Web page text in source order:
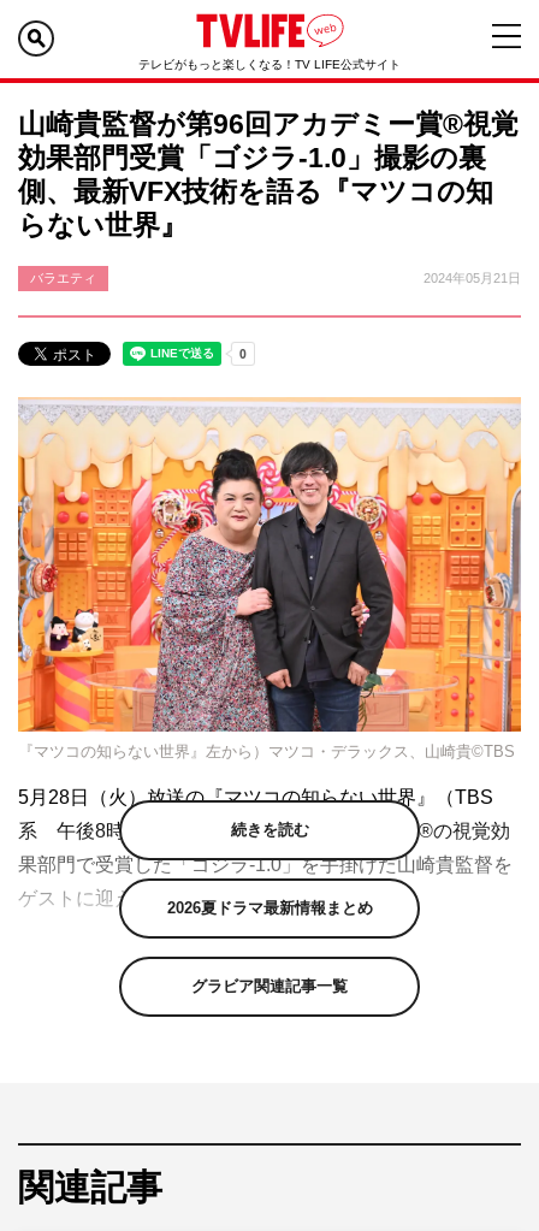
テレビがもっと楽しくなる！TV LIFE公式サイト
山崎貴監督が第96回アカデミー賞®視覚
効果部門受賞「ゴジラ-1.0」撮影の裏
側、最新VFX技術を語る『マツコの知
らない世界』
バラエティ 2024年05月21日
『マツコの知らない世界』左から）マツコ・デラックス、山崎貴©TBS
5月28日（火）放送の『マツコの知らない世界』（TBS
系 午後8時55分～）は、第96回アカデミー賞®の視覚効
果部門で受賞した「ゴジラ-1.0」を手掛けた山崎貴監督を
ゲストに迎え、「VFXの世界」を送る。
「ゴジラ-1.0」。そのため戦闘機は人間が手動で動かし、
波しぶきは頭上のクレーンからバケツで水をかけるなど、
山崎監督いわく、そんな古典的な撮影技法とデジタル技術
が組み合わさることで、温かみのある映像になるのが現代
VFXの魅力の一つだという。実際に「ゴジラ-1.0」の撮影
続きを読む
2026夏ドラマ最新情報まとめ
グラビア関連記事一覧
関連記事